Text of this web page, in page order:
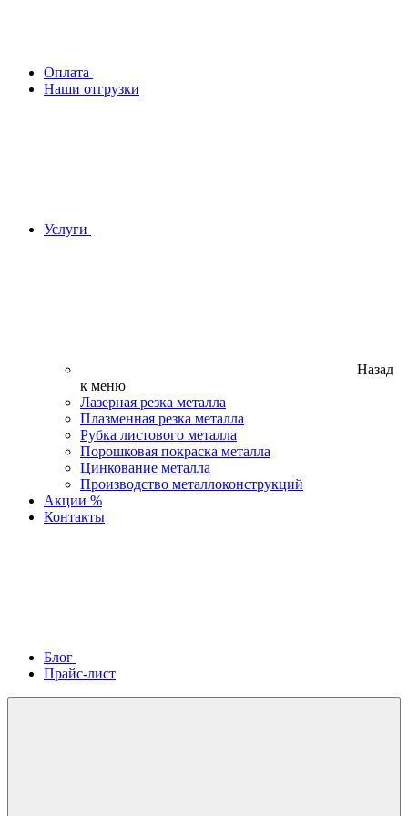
Оплата
Наши отгрузки
Услуги
Назад
к меню
Лазерная резка металла
Плазменная резка металла
Рубка листового металла
Порошковая покраска металла
Цинкование металла
Производство металлоконструкций
Акции %
Контакты
Блог
Прайс-лист